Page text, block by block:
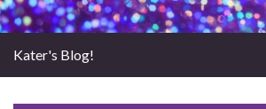
Kater's Blog!